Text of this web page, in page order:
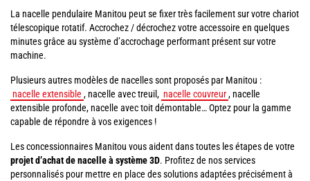
La nacelle pendulaire Manitou peut se fixer très facilement sur votre chariot
télescopique rotatif. Accrochez / décrochez votre accessoire en quelques
minutes grâce au système d’accrochage performant présent sur votre
machine.
Plusieurs autres modèles de nacelles sont proposés par Manitou :
nacelle extensible , nacelle avec treuil, nacelle couvreur, nacelle
extensible profonde, nacelle avec toit démontable… Optez pour la gamme
capable de répondre à vos exigences !
Les concessionnaires Manitou vous aident dans toutes les étapes de votre
projet d’achat de nacelle à système 3D. Profitez de nos services
personnalisés pour mettre en place des solutions adaptées précisément à